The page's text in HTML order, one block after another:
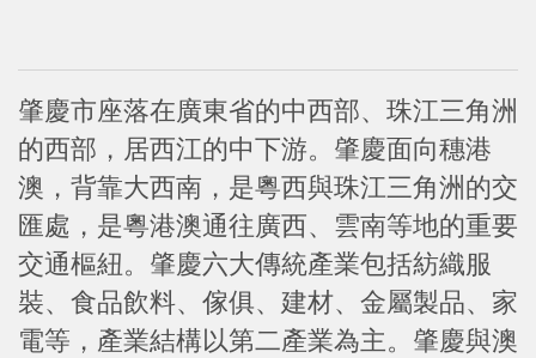
肇慶市座落在廣東省的中西部、珠江三角洲
的西部，居西江的中下游。肇慶面向穗港
澳，背靠大西南，是粵西與珠江三角洲的交
匯處，是粵港澳通往廣西、雲南等地的重要
交通樞紐。肇慶六大傳統產業包括紡織服
裝、食品飲料、傢俱、建材、金屬製品、家
電等，產業結構以第二產業為主。肇慶與澳